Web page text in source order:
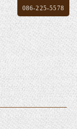
086-225-5578